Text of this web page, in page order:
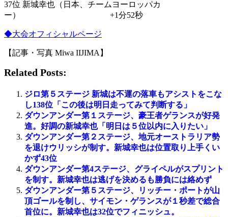
37位 新城幸也（日本、チームヨーロッパカ
ー） +1分52秒
◆大会オフィシャルページ
【記事・写真 Miwa IIJIMA】
Related Posts:
ジロ第５ステージ 新城は不運の落車もアシストをこな
し138位「この後は明日走ってみて判断する」
ダウンアンダー第１ステージ、豪王者ゲランスが好発
進。好調の新城幸也「明日は５位以内に入りたい」
ダウンアンダー第２ステージ、地元オーストラリア勢
を退けウリッシが制す。新城幸也は位置取り上手くい
かず43位
ダウンアンダー第4ステージ、グライペルがスプリント
を制す。新城幸也は逃げを決めるも勝負には絡めず
ダウンアンダー第５ステージ、リッチー・ポートが山
頂ゴールを制し、サイモン・ゲランスが１秒差で総合
首位に。新城幸也は32位でフィニッシュ。